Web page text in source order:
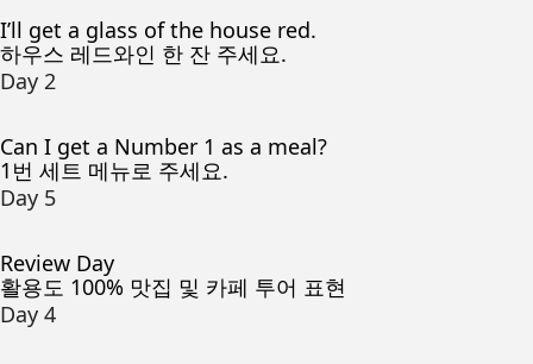
I’ll get a glass of the house red.
하우스 레드와인 한 잔 주세요.
Day 2
Can I get a Number 1 as a meal?
1번 세트 메뉴로 주세요.
Day 5
Review Day
활용도 100% 맛집 및 카페 투어 표현
Day 4